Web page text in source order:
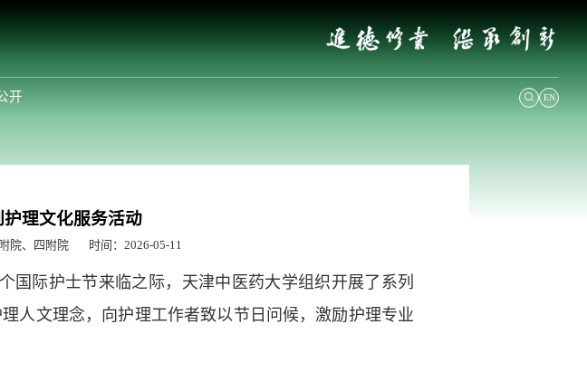
开 EN
理文化服务活动
院、四附院 时间：2026-05-11
国际护士节来临之际，天津中医药大学组织开展了系列
人文理念，向护理工作者致以节日问候，激励护理专业